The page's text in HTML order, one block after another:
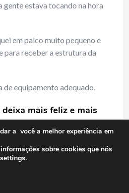
gente estava tocando na hora
em palco muito pequeno e
para receber a estrutura da
de equipamento adequado.
mais feliz e mais
Henrique Meneses:
e poder servir de
outras bandas e músicos
de união entre os próprios
a você a melhor experiência em
sobre cookies que nós
settings.